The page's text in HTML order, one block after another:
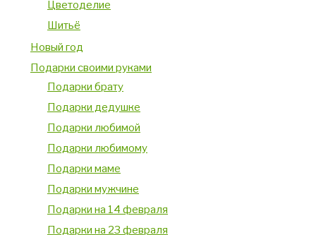
Цветоделие
Шитьё
Новый год
Подарки своими руками
Подарки брату
Подарки дедушке
Подарки любимой
Подарки любимому
Подарки маме
Подарки мужчине
Подарки на 14 февраля
Подарки на 23 февраля